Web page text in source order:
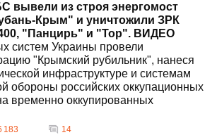
вывели из строя энергомост
Крым" и уничтожили ЗРК
"Панцирь" и "Тор". ВИДЕО
систем Украины провели
"Крымский рубильник", нанеся
инфраструктуре и системам
обороны российских оккупационных
временно оккупированных
183 14